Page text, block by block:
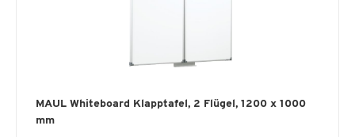
MAUL Whiteboard Klapptafel, 2 Flügel, 1200 x 1000
mm